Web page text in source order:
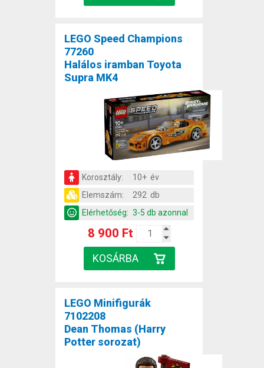
LEGO Speed Champions
77260
Halálos iramban Toyota
Supra MK4
Korosztály:
10+ év
Elemszám:
292 db
Elérhetőség: 3-5 db azonnal
8 900 Ft
LEGO Minifigurák
7102208
Dean Thomas (Harry
Potter sorozat)